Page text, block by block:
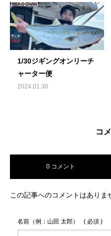
1/30ジギングオンリーチ
ャーター便
2024.01.30
コ
0 コメント
この記事へのコメントはありま
名前（例：山田 太郎） ( 必須 )